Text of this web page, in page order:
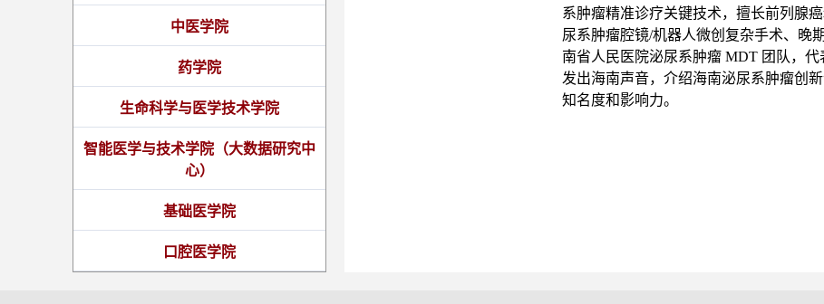
中医学院
药学院
生命科学与医学技术学院
智能医学与技术学院（大数据研究中
心）
基础医学院
口腔医学院
系肿瘤精准诊疗关键技术，擅长前列腺
尿系肿瘤腔镜/机器人微创复杂手术、晚
南省人民医院泌尿系肿瘤 MDT 团队，
发出海南声音，介绍海南泌尿系肿瘤创
知名度和影响力。